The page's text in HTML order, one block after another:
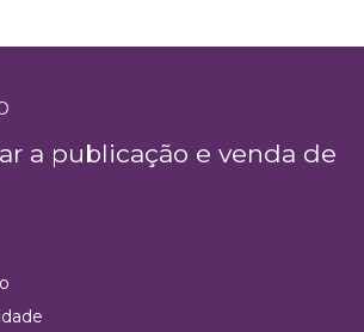
a publicação e venda de